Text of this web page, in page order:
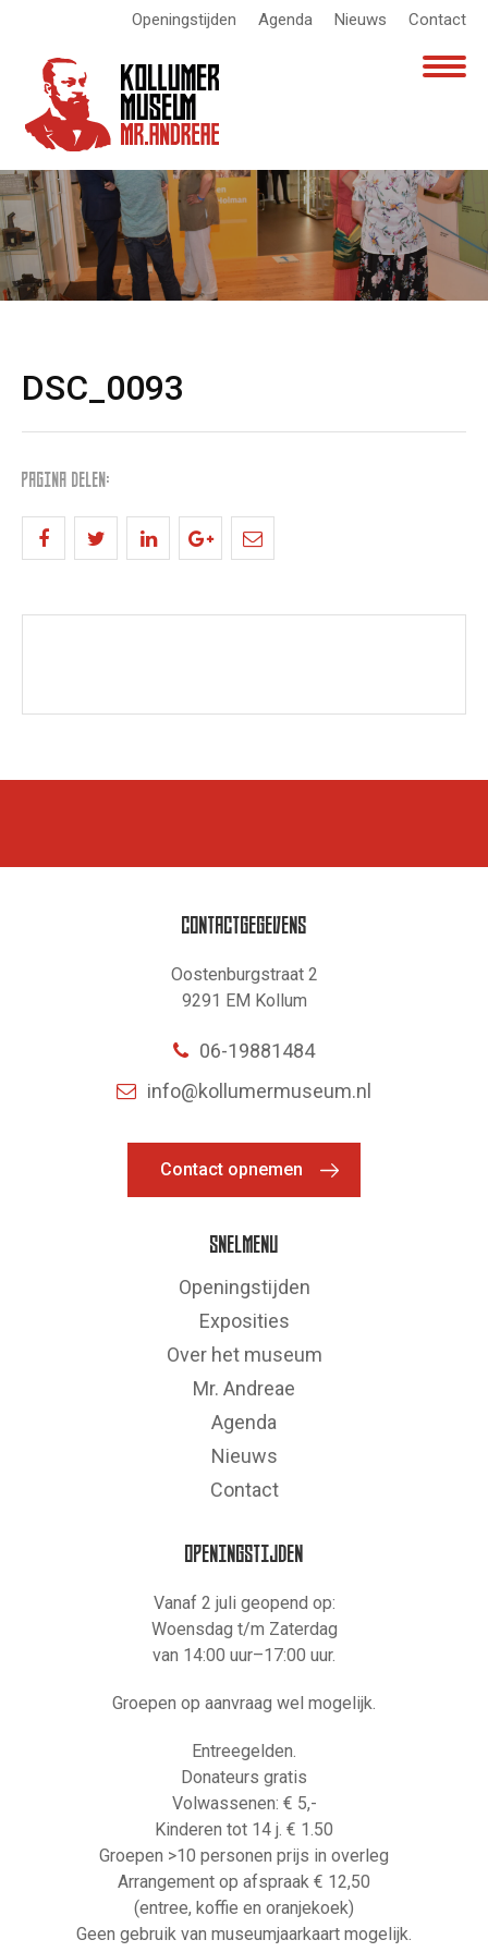
Openingstijden Agenda Nieuws Contact
DSC_0093
PAGINA DELEN:
CONTACTGEGEVENS
Oostenburgstraat 2
9291 EM Kollum
06-19881484
info@kollumermuseum.nl
Contact opnemen
SNELMENU
Openingstijden
Exposities
Over het museum
Mr. Andreae
Agenda
Nieuws
Contact
OPENINGSTIJDEN
Vanaf 2 juli geopend op:
Woensdag t/m Zaterdag
van 14:00 uur–17:00 uur.
Groepen op aanvraag wel mogelijk.
Entreegelden.
Donateurs gratis
Volwassenen: € 5,-
Kinderen tot 14 j. € 1.50
Groepen >10 personen prijs in overleg
Arrangement op afspraak € 12,50
(entree, koffie en oranjekoek)
Geen gebruik van museumjaarkaart mogelijk.